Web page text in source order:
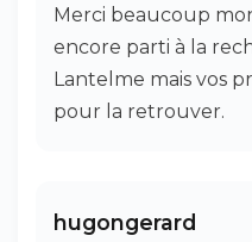
Merci beaucoup
encore parti à la
Lantelme mais vos
pour la retrouver.
hugongerard